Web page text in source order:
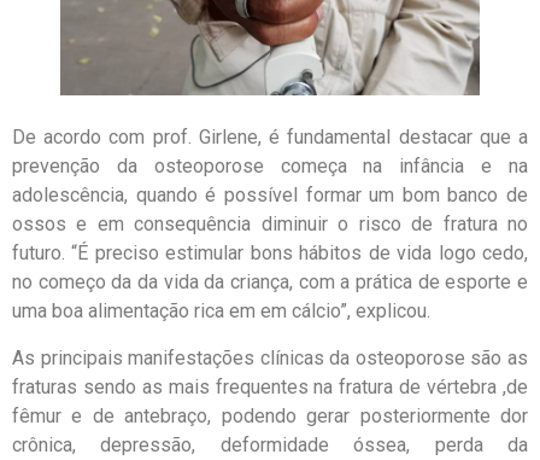
De acordo com prof. Girlene, é fundamental destacar que a
prevenção da osteoporose começa na infância e na
adolescência, quando é possível formar um bom banco de
ossos e em consequência diminuir o risco de fratura no
futuro. “É preciso estimular bons hábitos de vida logo cedo,
no começo da da vida da criança, com a prática de esporte e
uma boa alimentação rica em em cálcio”, explicou.
As principais manifestações clínicas da osteoporose são as
fraturas sendo as mais frequentes na fratura de vértebra ,de
fêmur e de antebraço, podendo gerar posteriormente dor
crônica, depressão, deformidade óssea, perda da